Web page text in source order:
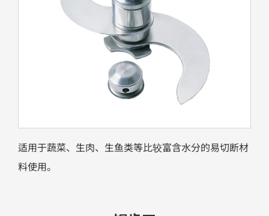
适用于蔬菜、生肉、生鱼类等比较富含水分的易切断材
料使用。